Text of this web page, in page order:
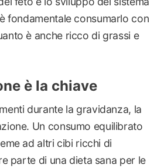
fondamentale consumarlo con
è anche ricco di grassi e
è la chiave
durante la gravidanza, la
Un consumo equilibrato
ad altri cibi ricchi di
parte di una dieta sana per le